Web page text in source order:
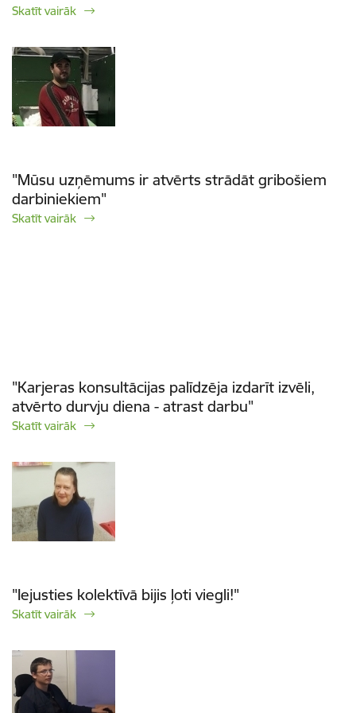
Skatīt vairāk
"Mūsu uzņēmums ir atvērts strādāt gribošiem
darbiniekiem"
Skatīt vairāk
"Karjeras konsultācijas palīdzēja izdarīt izvēli,
atvērto durvju diena - atrast darbu"
Skatīt vairāk
"Iejusties kolektīvā bijis ļoti viegli!"
Skatīt vairāk